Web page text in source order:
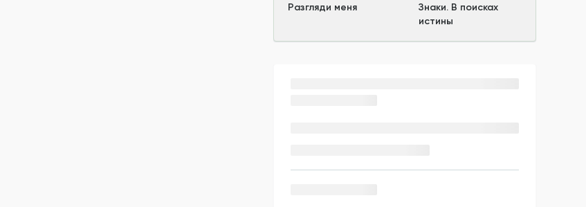
Разгляди меня
Знаки. В поисках
истины